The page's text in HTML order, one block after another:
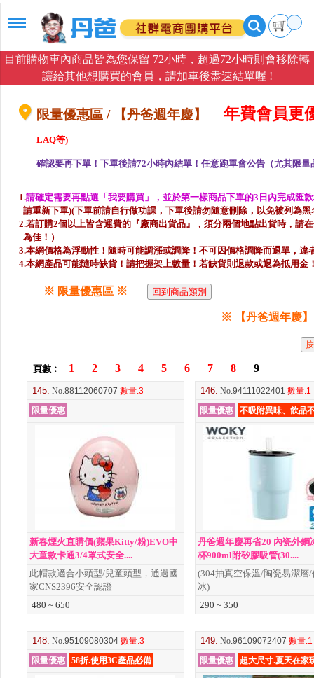
目前購物車內商品皆為您保留 72小時，超過72小時則會移除轉
讓給其他想購買的會員，請加車後盡速結單喔 !
限量優惠區 / 【丹爸週年慶】 年費會員更
LAQ等)
確認要再下單！下單後請72小時內結單！任意跑單會公告（尤其限
1.請確定需要再點選「我要購買」，並於第一樣商品下單的3日內完成匯
請重新下單)(下單前請自行做功課，下單後請勿隨意刪除，以免被列為黑
2.若訂購2個以上皆含運費的『廠商出貨品』，須分兩個地點出貨時，請
為佳！）
3.本網價格為浮動性！隨時可能調漲或調降！不可因價格調降而退單，違
4.本網產品可能隨時缺貨！請把握架上數量！若缺貨則退款或退為抵用金
※ 限量優惠區 ※
※ 【丹爸週年慶
頁數︰ 1 2 3 4 5 6 7 8 9
145. No.88112060707 數量:3
限量優惠
新春煙火直購價(蘋果Kitty/粉)EVO中
大童款卡通3/4罩式安全....
此帽款適合小頭型/兒童頭型，通過國
家CNS2396安全認證
480 ~ 650
146. No.94111022401 數量:1
限量優惠
不吸附異味、飲品
丹爸週年慶再省20 內瓷外鋼
杯900ml附矽膠吸管(30....
(304抽真空保溫/陶瓷易潔層/
冰)
290 ~ 350
148. No.95109080304數量:3
限量優惠
58折.使用3C產品必備
149. No.96109072407 數量:1
限量優惠 超大尺寸.夏天在家